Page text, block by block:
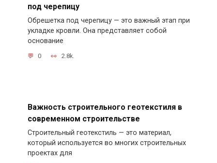
под черепицу
Обрешетка под черепицу — это важный этап при
укладке кровли. Она представляет собой
основание
0 2.8k.
Важность строительного геотекстиля в
современном строительстве
Строительный геотекстиль — это материал,
который используется во многих строительных
проектах для